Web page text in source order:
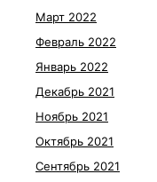
Март 2022
Февраль 2022
Январь 2022
Декабрь 2021
Ноябрь 2021
Октябрь 2021
Сентябрь 2021